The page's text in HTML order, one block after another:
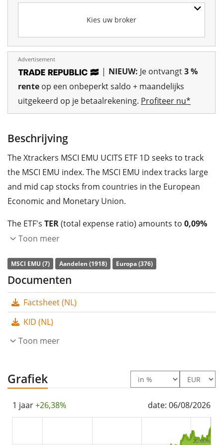
Kies uw broker
Advertisement
| NIEUW: Je ontvangt3 %
rente op een onbeperkt saldo + maandelijks
uitgekeerd op je betaalrekening. Profiteer nu*
Beschrijving
The Xtrackers MSCI EMU UCITS ETF 1D seeks to track
the MSCI EMU index. The MSCI EMU index tracks large
and mid cap stocks from countries in the European
Economic and Monetary Union.
The ETF's TER(total expense ratio) amounts to 0,09%
p.a.. The ETF replicates the performance of the
index constituents). The dividends in the ETF are
distributedto the investors (Per kwartaal).
The Xtrackers MSCI EMU UCITS ETF 1D is a very large
ETF with2.048m Euro assets under management
domiciled in Luxemburg
Toon meer
MSCI EMU (7) Aandelen (1918) Europa (376)
Documenten
Factsheet (NL)
KID (NL)
Toon meer
Grafiek
1 jaar+26,38% date: 06/08/2026
20.00%